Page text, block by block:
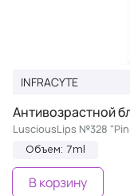
INFRACYTE
Антивозрастной
LusciousLips №328
Объем: 7ml
В корзину